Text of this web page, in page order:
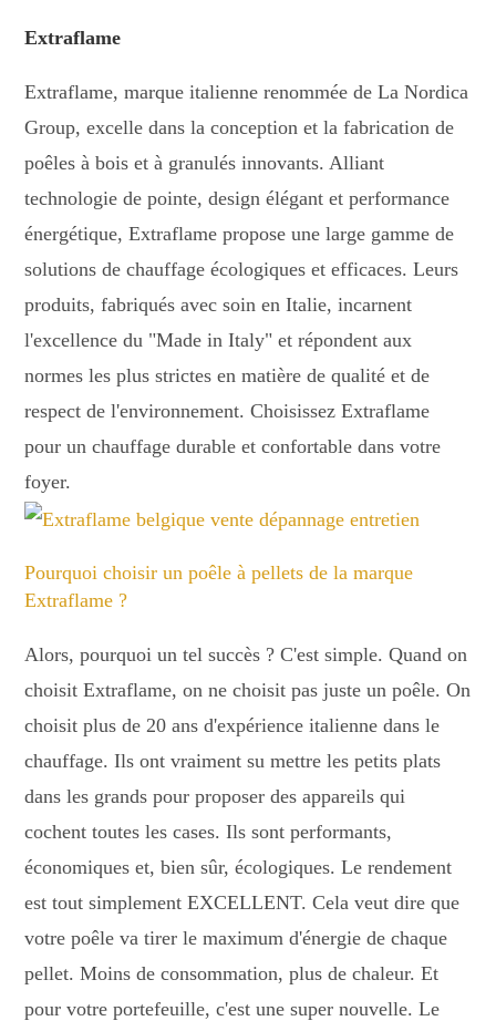
Extraflame
Extraflame, marque italienne renommée de La Nordica
Group, excelle dans la conception et la fabrication de
poêles à bois et à granulés innovants. Alliant
technologie de pointe, design élégant et performance
énergétique, Extraflame propose une large gamme de
solutions de chauffage écologiques et efficaces. Leurs
produits, fabriqués avec soin en Italie, incarnent
l'excellence du "Made in Italy" et répondent aux
normes les plus strictes en matière de qualité et de
respect de l'environnement. Choisissez Extraflame
pour un chauffage durable et confortable dans votre
foyer.
Pourquoi choisir un poêle à pellets de la marque
Extraflame ?
Alors, pourquoi un tel succès ? C'est simple. Quand on
choisit Extraflame, on ne choisit pas juste un poêle. On
choisit plus de 20 ans d'expérience italienne dans le
chauffage. Ils ont vraiment su mettre les petits plats
dans les grands pour proposer des appareils qui
cochent toutes les cases. Ils sont performants,
économiques et, bien sûr, écologiques. Le rendement
est tout simplement EXCELLENT. Cela veut dire que
votre poêle va tirer le maximum d'énergie de chaque
pellet. Moins de consommation, plus de chaleur. Et
pour votre portefeuille, c'est une super nouvelle. Le